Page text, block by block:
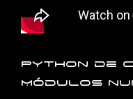
Python de
Módulos